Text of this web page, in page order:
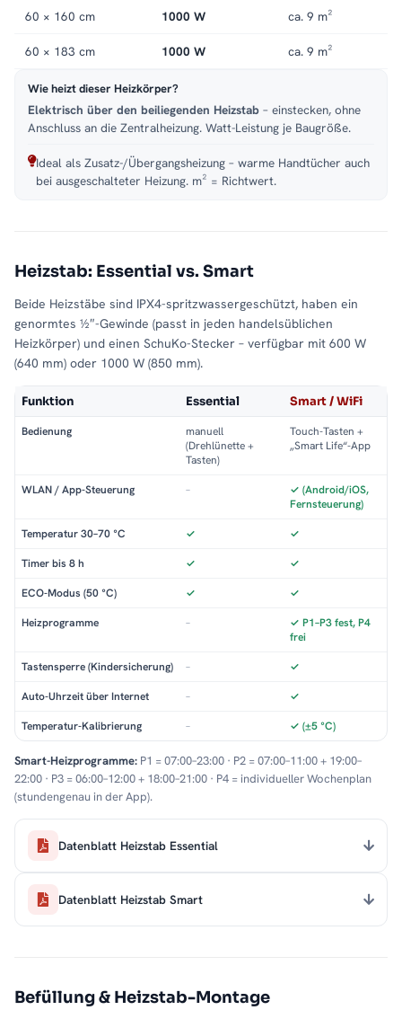
60 × 160 cm 1000 W ca. 9 m²
60 × 183 cm 1000 W ca. 9 m²
Wie heizt dieser Heizkörper?
Elektrisch über den beiliegenden Heizstab – einstecken, ohne
Anschluss an die Zentralheizung. Watt-Leistung je Baugröße.
Ideal als Zusatz-/Übergangsheizung – warme Handtücher auch
bei ausgeschalteter Heizung. m² = Richtwert.
Heizstab: Essential vs. Smart
Beide Heizstäbe sind IPX4-spritzwassergeschützt, haben ein
genormtes ½″-Gewinde (passt in jeden handelsüblichen
Heizkörper) und einen SchuKo-Stecker – verfügbar mit 600 W
(640 mm) oder 1000 W (850 mm).
Funktion Essential Smart / WiFi
Bedienung
manuell
(Drehlünette +
Tasten)
Touch-Tasten +
„Smart Life“-App
WLAN / App-Steuerung –
✓ (Android/iOS,
Fernsteuerung)
Temperatur 30–70 °C ✓ ✓
Timer bis 8 h ✓ ✓
ECO-Modus (50 °C) ✓ ✓
Heizprogramme –
✓ P1–P3 fest, P4
frei
Tastensperre (Kindersicherung) – ✓
Auto-Uhrzeit über Internet – ✓
Temperatur-Kalibrierung – ✓ (±5 °C)
Smart-Heizprogramme: P1 = 07:00–23:00 · P2 = 07:00–11:00 + 19:00–
22:00 · P3 = 06:00–12:00 + 18:00–21:00 · P4 = individueller Wochenplan
(stundengenau in der App).
Datenblatt Heizstab Essential
Datenblatt Heizstab Smart
Befüllung & Heizstab-Montage